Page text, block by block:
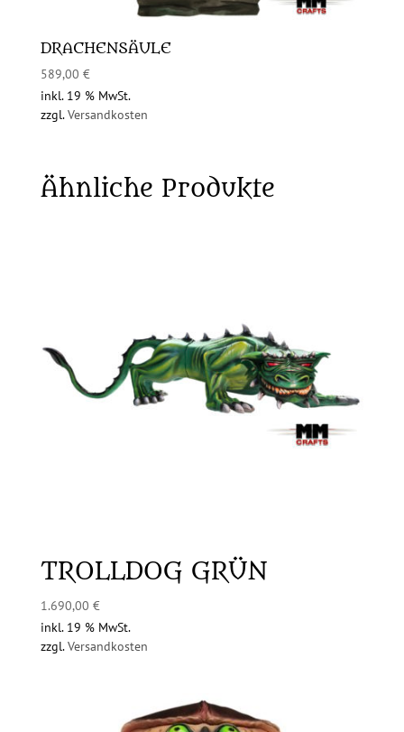
DRACHENSÄULE
589,00 €
inkl. 19 % MwSt.
zzgl.Versandkosten
Ähnliche Produkte
TROLLDOG GRÜN
1.690,00 €
inkl. 19 % MwSt.
zzgl.Versandkosten